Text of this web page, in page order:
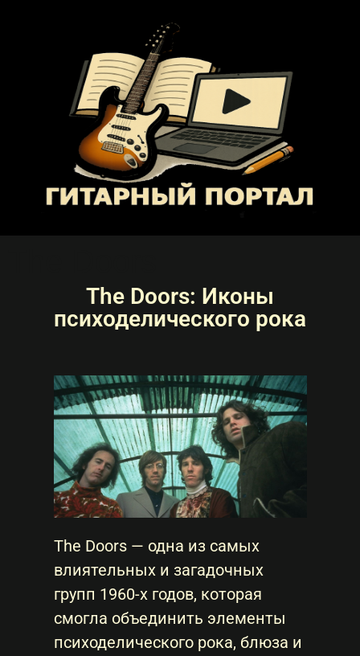
The Doors: Иконы
психоделического рока
The Doors — одна из самых
влиятельных и загадочных
групп 1960-х годов, которая
смогла объединить элементы
психоделического рока, блюза и